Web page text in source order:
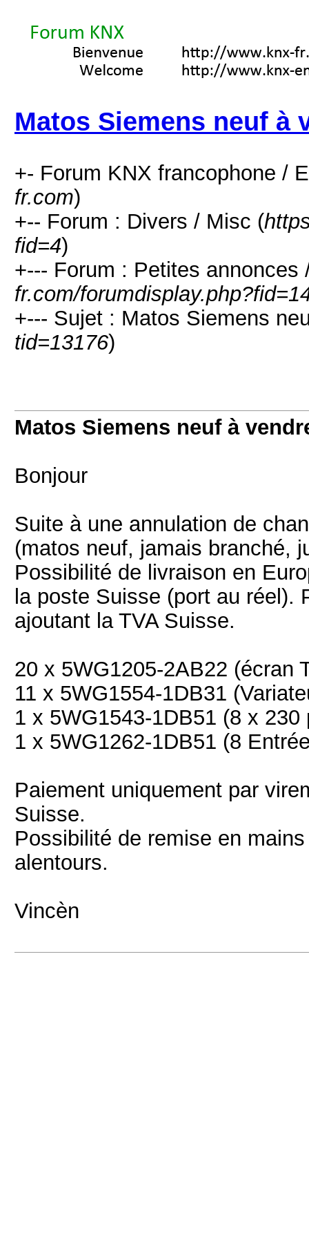
Matos Siemens neuf à
+- Forum KNX francophone /
fr.com)
+-- Forum : Divers / Misc (
fid=4)
+--- Forum : Petites annonces
fr.com/
+--- Sujet : Matos Siemens
tid=13176)
Matos Siemens neuf à
Bonjour
Suite à une annulation de
(matos neuf, jamais branché,
Possibilité de livraison en
la poste Suisse (port au réel).
ajoutant la TVA Suisse.
20 x 5WG1205-2AB22 (écran
11 x 5WG1554-1DB31
1 x 5WG1543-1DB51 (8 x
1 x 5WG1262-1DB51 (8
Paiement uniquement par
Suisse.
Possibilité de remise en
alentours.
Vincèn